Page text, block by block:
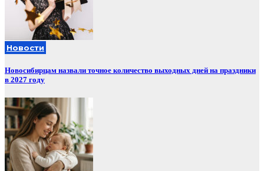
Новости
Новосибирцам назвали точное количество выходных дней на праздники
в 2027 году